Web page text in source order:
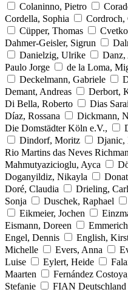
Colaninno, Pietro
Cordella, Sophia
Cordroch,
Cüpper, Thomas
Dahmer-Geisler, Sigrun
Danielzig, Ulrike
Danz,
Paulo Jorge
de la Loma,
Deckelmann, Gabriele
Demant, Andreas
Derbort,
Di Bella, Roberto
Dias
Díaz, Rossana
Dickmann,
Die Domstädter Köln e.V.,
Dindorf, Moritz
Djanic,
Rio Martins das Neves
Mahmutyazicioglu, Ayca
Doganyildiz, Nikayla
Doré, Claudia
Drieling,
Sonja
Duschek, Raphael
Eikmeier, Jochen
Eismann, Doreen
Engel, Dennis
English,
Michelle
Evers, Anna
Luise
Eylert, Heide
Maarten
Fernández
Stefanie
FIAN Deutschland